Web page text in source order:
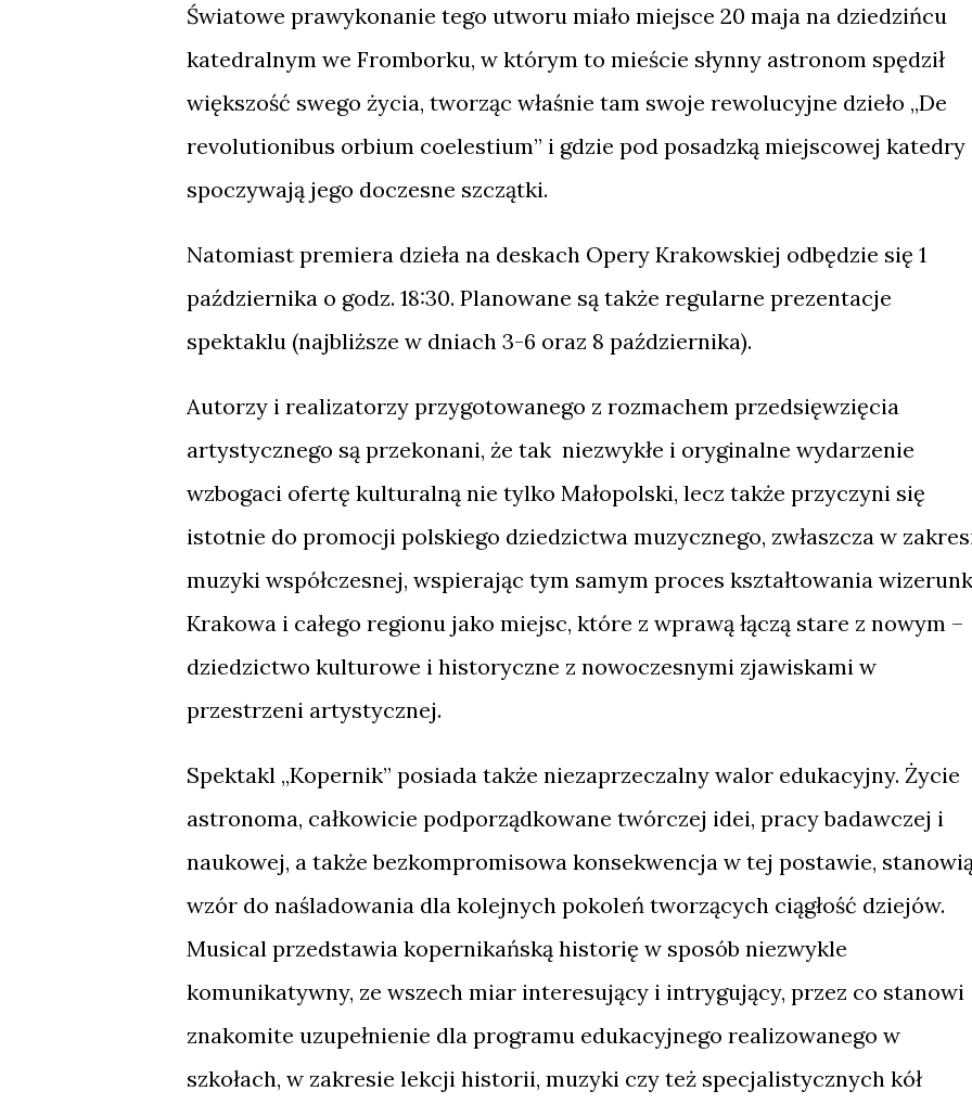
Światowe prawykonanie tego utworu miało miejsce 20 maja na dziedzińcu
katedralnym we Fromborku, w którym to mieście słynny astronom spędził
większość swego życia, tworząc właśnie tam swoje rewolucyjne dzieło „De
revolutionibus orbium coelestium” i gdzie pod posadzką miejscowej katedry
spoczywają jego doczesne szczątki.
Natomiast premiera dzieła na deskach Opery Krakowskiej odbędzie się 1
października o godz. 18:30. Planowane są także regularne prezentacje
spektaklu (najbliższe w dniach 3-6 oraz 8 października).
Autorzy i realizatorzy przygotowanego z rozmachem przedsięwzięcia
artystycznego są przekonani, że tak niezwykłe i oryginalne wydarzenie
wzbogaci ofertę kulturalną nie tylko Małopolski, lecz także przyczyni się
istotnie do promocji polskiego dziedzictwa muzycznego, zwłaszcza w
muzyki współczesnej, wspierając tym samym proces kształtowania
Krakowa i całego regionu jako miejsc, które z wprawą łączą stare z nowym –
dziedzictwo kulturowe i historyczne z nowoczesnymi zjawiskami w
przestrzeni artystycznej.
Spektakl „Kopernik” posiada także niezaprzeczalny walor edukacyjny. Życie
astronoma, całkowicie podporządkowane twórczej idei, pracy badawczej i
naukowej, a także bezkompromisowa konsekwencja w tej postawie,
wzór do naśladowania dla kolejnych pokoleń tworzących ciągłość dziejów.
Musical przedstawia kopernikańską historię w sposób niezwykle
komunikatywny, ze wszech miar interesujący i intrygujący, przez co stanowi
znakomite uzupełnienie dla programu edukacyjnego realizowanego w
szkołach, w zakresie lekcji historii, muzyki czy też specjalistycznych kół